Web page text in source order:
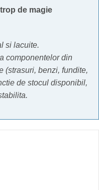
de magie
si lacuite.
componentelor din
(strasuri, benzi, fundite,
de stocul disponibil,